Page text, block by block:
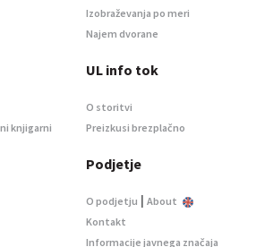
Izobraževanja po meri
Najem dvorane
knjigarni
UL info tok
O storitvi
Preizkusi brezplačno
Podjetje
O podjetju | About
Kontakt
Informacije javnega značaja